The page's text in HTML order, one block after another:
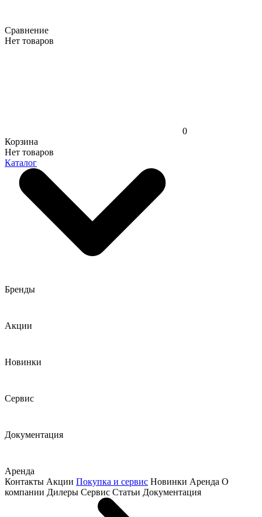
Сравнение
Нет товаров
0
Корзина
Нет товаров
Каталог
Бренды
Акции
Новинки
Сервис
Документация
Аренда
Контакты Акции Покупка и сервис Новинки Аренда О
компании Дилеры Сервис Статьи Документация